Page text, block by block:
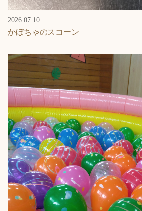
2026.07.10
かぼちゃのスコーン